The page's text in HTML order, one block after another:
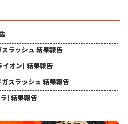
ラッシュ 結果報告
オン] 結果報告
スラッシュ 結果報告
] 結果報告